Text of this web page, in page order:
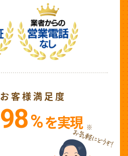
お客様満足度
98%を実現 ※